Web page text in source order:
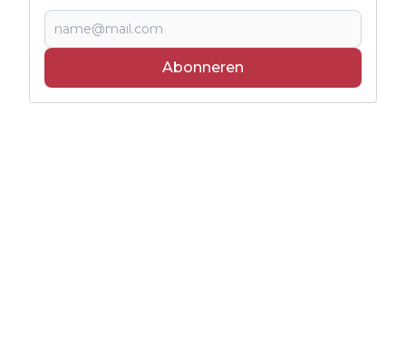
Abonneren